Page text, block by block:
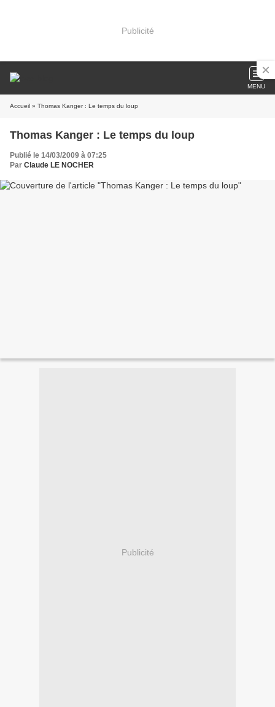
Publicité
MENU
Accueil » Thomas Kanger : Le temps du loup
Thomas Kanger : Le temps du loup
Publié le 14/03/2009 à 07:25
Par Claude LE NOCHER
Publicité